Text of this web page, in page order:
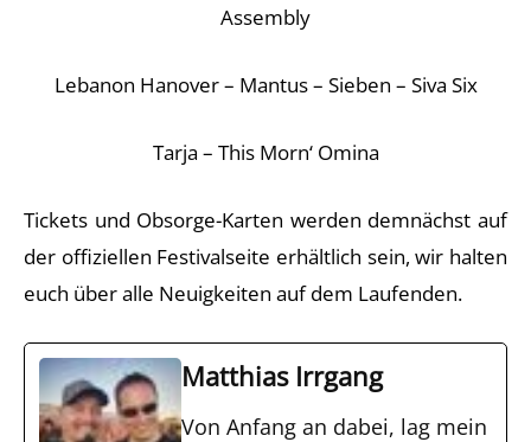
Assembly
Lebanon Hanover – Mantus – Sieben – Siva Six
Tarja – This Morn‘ Omina
Tickets und Obsorge-Karten werden demnächst auf
der offiziellen Festivalseite erhältlich sein, wir halten
euch über alle Neuigkeiten auf dem Laufenden.
Matthias Irrgang
Von Anfang an dabei, lag mein